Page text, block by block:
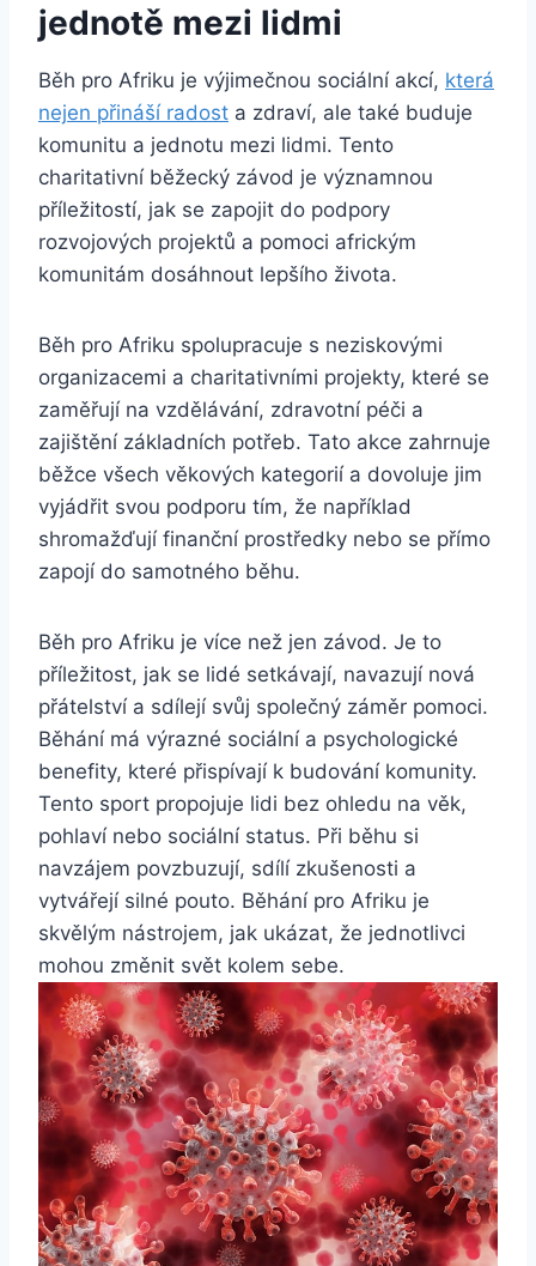
jednotě mezi lidmi
Běh pro Afriku je výjimečnou sociální akcí, která
nejen přináší radost a zdraví, ale také buduje
komunitu a jednotu mezi lidmi. Tento
charitativní běžecký závod je významnou
příležitostí, jak se zapojit do podpory
rozvojových projektů a pomoci africkým
komunitám dosáhnout lepšího života.
Běh pro Afriku spolupracuje s neziskovými
organizacemi a charitativními projekty, které se
zaměřují na vzdělávání, zdravotní péči a
zajištění základních potřeb. Tato akce zahrnuje
běžce všech věkových kategorií a dovoluje jim
vyjádřit svou podporu tím, že například
shromažďují finanční prostředky nebo se přímo
zapojí do samotného běhu.
Běh pro Afriku je více než jen závod. Je to
příležitost, jak se lidé setkávají, navazují nová
přátelství a sdílejí svůj společný záměr pomoci.
Běhání má výrazné sociální a psychologické
benefity, které přispívají k budování komunity.
Tento sport propojuje lidi bez ohledu na věk,
pohlaví nebo sociální status. Při běhu si
navzájem povzbuzují, sdílí zkušenosti a
vytvářejí silné pouto. Běhání pro Afriku je
skvělým nástrojem, jak ukázat, že jednotlivci
mohou změnit svět kolem sebe.